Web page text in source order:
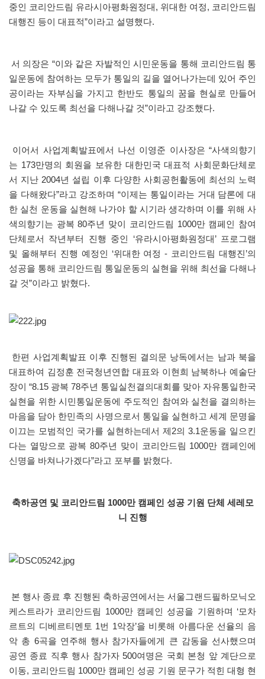
중인 코리안드림 유라시아평화원정대, 위대한 여정, 코리안드림
대행진 등이 대표적”이라고 설명했다.
서 의장은 “이와 같은 자발적인 시민운동을 통해 코리안드림 통
일운동에 참여하는 모두가 통일의 길을 열어나가는데 있어 주인
공이라는 자부심을 가지고 한반도 통일의 꿈을 현실로 만들어
나갈 수 있도록 최선을 다해나갈 것”이라고 강조했다.
이어서 사업계획발표에서 나선 이영준 이사장은 “사색의향기
는 173만명의 회원을 보유한 대한민국 대표적 사회문화단체로
서 지난 2004년 설립 이후 다양한 사회공헌활동에 최선의 노력
을 다해왔다”라고 강조하며 “이제는 통일이라는 거대 담론에 대
한 실천 운동을 실현해 나가야 할 시기라 생각하며 이를 위해 사
색의향기는 광복 80주년 맞이 코리안드림 1000만 캠페인 참여
단체로서 작년부터 진행 중인 ‘유라시아평화원정대’ 프로그램
및 올해부터 진행 예정인 ‘위대한 여정 - 코리안드림 대행진’의
성공을 통해 코리안드림 통일운동의 실현을 위해 최선을 다해나
갈 것”이라고 밝혔다.
한편 사업계획발표 이후 진행된 결의문 낭독에서는 남과 북을
대표하여 김정훈 전국청년연합 대표와 이현희 남북하나 예술단
장이 “8.15 광복 78주년 통일실천결의대회를 맞아 자유통일한국
실현을 위한 시민통일운동에 주도적인 참여와 실천을 결의하는
마음을 담아 한민족의 사명으로서 통일을 실현하고 세계 문명을
이끄는 모범적인 국가를 실현하는데서 제2의 3.1운동을 일으킨
다는 열망으로 광복 80주년 맞이 코리안드림 1000만 캠페인에
신명을 바쳐나가겠다”라고 포부를 밝혔다.
축하공연 및 코리안드림 1000만 캠페인 성공 기원 단체 세레모
니 진행
본 행사 종료 후 진행된 축하공연에서는 서울그랜드필하모닉오
케스트라가 코리안드림 1000만 캠페인 성공을 기원하며 ‘모차
르트의 디베르티멘토 1번 1악장’을 비롯해 아름다운 선율의 음
악 총 6곡을 연주해 행사 참가자들에게 큰 감동을 선사했으며
공연 종료 직후 행사 참가자 500여명은 국회 본청 앞 계단으로
이동, 코리안드림 1000만 캠페인 성공 기원 문구가 적힌 대형 현